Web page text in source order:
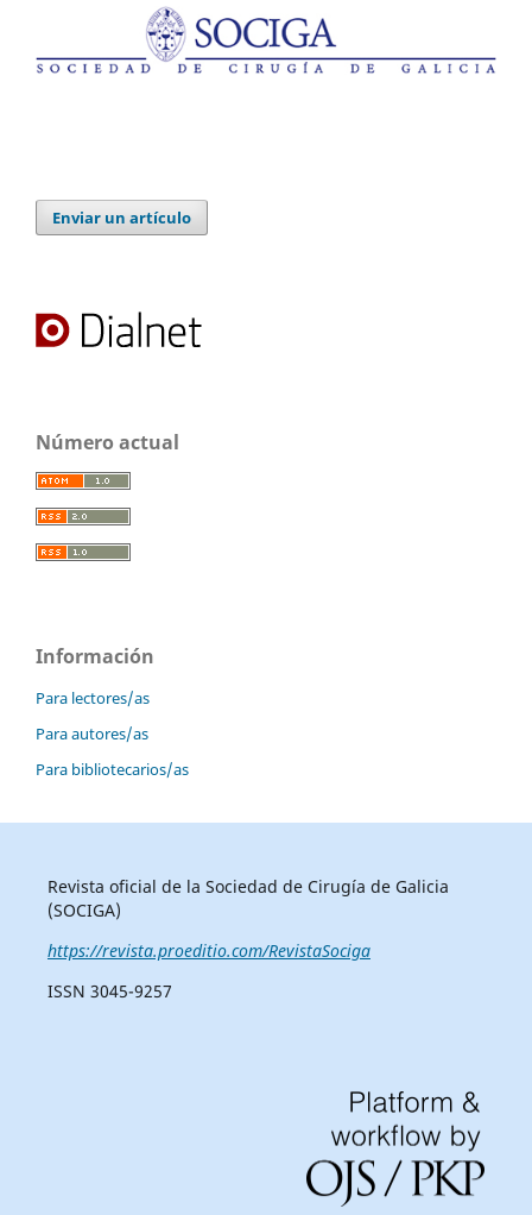
Enviar un artículo
Número actual
Información
Para lectores/as
Para autores/as
Para bibliotecarios/as
Revista oficial de la Sociedad de Cirugía de Galicia
(SOCIGA)
https://revista.proeditio.com/RevistaSociga
ISSN 3045-9257